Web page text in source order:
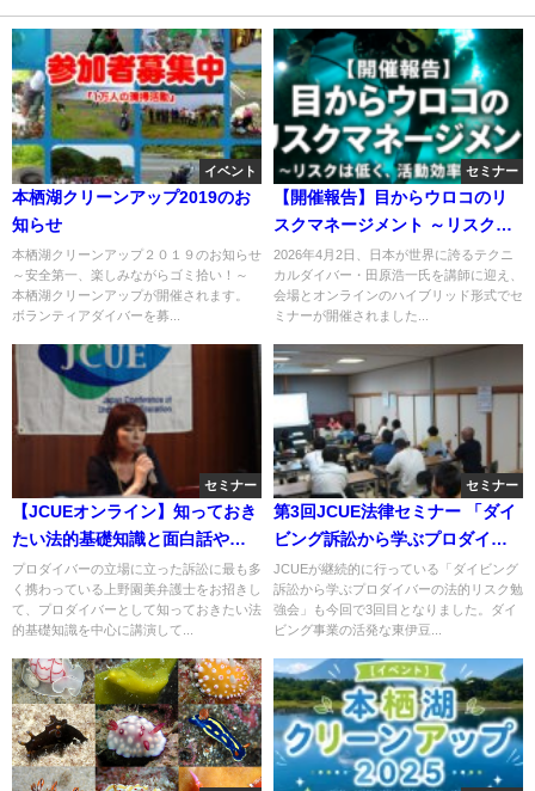
イベント
本栖湖クリーンアップ2019のお
知らせ
本栖湖クリーンアップ２０１９のお知らせ
～安全第一、楽しみながらゴミ拾い！～
本栖湖クリーンアップが開催されます。
ボランティアダイバーを募...
セミナー
【開催報告】目からウロコのリ
スクマネージメント ～リスクは
低く、活動効率は高く～ 田原 浩
一氏
2026年4月2日、日本が世界に誇るテクニ
カルダイバー・田原浩一氏を講師に迎え、
会場とオンラインのハイブリッド形式でセ
ミナーが開催されました...
セミナー
【JCUEオンライン】知っておき
たい法的基礎知識と面白話や外
国人のこと
プロダイバーの立場に立った訴訟に最も多
く携わっている上野園美弁護士をお招きし
て、プロダイバーとして知っておきたい法
的基礎知識を中心に講演して...
セミナー
第3回JCUE法律セミナー 「ダイ
ビング訴訟から学ぶプロダイバ
ーの法的リスク勉強会」 ～東伊
豆・伊東編～
JCUEが継続的に行っている「ダイビング
訴訟から学ぶプロダイバーの法的リスク勉
強会」も今回で3回目となりました。ダイ
ビング事業の活発な東伊豆...